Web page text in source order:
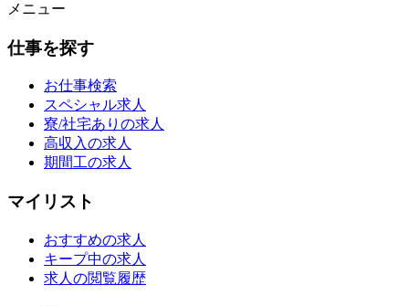
メニュー
仕事を探す
お仕事検索
スペシャル求人
寮/社宅ありの求人
高収入の求人
期間工の求人
マイリスト
おすすめの求人
キープ中の求人
求人の閲覧履歴